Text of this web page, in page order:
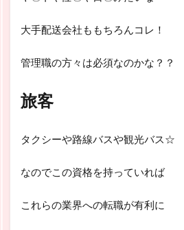
大手配送会社ももちろんコレ！
管理職の方々は必須なのかな？？
旅客
タクシーや路線バスや観光バス☆
なのでこの資格を持っていれば
これらの業界への転職が有利に